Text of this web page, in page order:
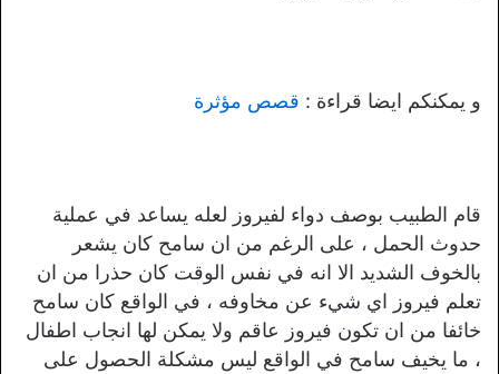
و يمكنكم ايضا قراءة : قصص مؤثرة
قام الطبيب بوصف دواء لفيروز لعله يساعد في عملية
حدوث الحمل ، على الرغم من ان سامح كان يشعر
بالخوف الشديد الا انه في نفس الوقت كان حذرا من ان
تعلم فيروز اي شيء عن مخاوفه ، في الواقع كان سامح
خائفا من ان تكون فيروز عاقم ولا يمكن لها انجاب اطفال
، ما يخيف سامح في الواقع ليس مشكلة الحصول على